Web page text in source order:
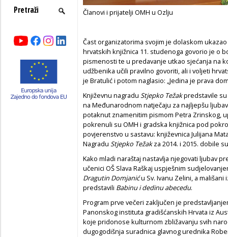
Članovi i prijatelji OMH u Ozlju
Čast organizatorima svojim je dolaskom
hrvatskih knjižnica 11. studenoga govorio je o
pismenosti te u predavanje utkao sjećanja na
udžbenika učili pravilno govoriti, ali i voljeti
je Bratulić i potom naglasio: „Jedina je prava
Književnu nagradu Stjepko Težakpredstavile su
na Međunarodnom natječaju za najljepšu
potaknut znamenitim pismom Petra Zrinskog,
pokrenuli su OMH i gradska knjižnica pod
povjerenstvo u sastavu: književnica Julijana
Nagradu Stjepko Težakza 2014. i 2015. dobile
Kako mladi naraštaj nastavlja njegovati ljubav
učenici OŠ Slava Raškaj uspješnim
Dragutin Domjaniću Sv. Ivanu Zelini, a
predstavili Babinu i dedinu abecedu.
Program prve večeri zaključen je
Panonskog instituta gradišćanskih Hrvata iz
koje pridonose kulturnom zbližavanju svih
dugogodišnja suradnica glavnog urednika